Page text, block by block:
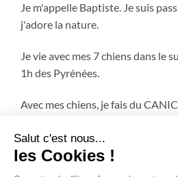
Je m'appelle Baptiste. Je suis
j'adore la nature.
Je vie avec mes 7 chiens dans le
1h des Pyrénées.
Avec mes chiens, je fais du